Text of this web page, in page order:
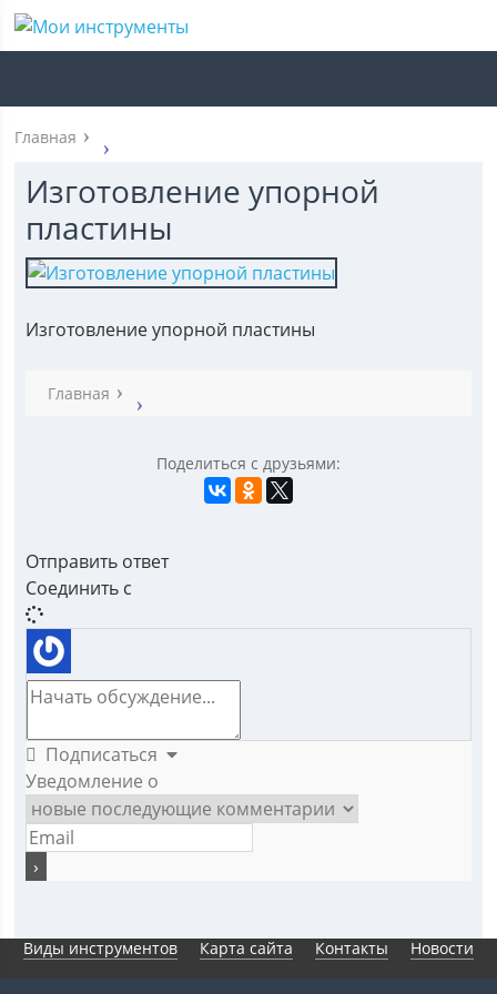
Главная
Изготовление упорной
пластины
Изготовление упорной пластины
Главная
Поделиться с друзьями:
Отправить ответ
Соединить с
Подписаться
Уведомление о
Виды инструментов Карта сайта Контакты Новости